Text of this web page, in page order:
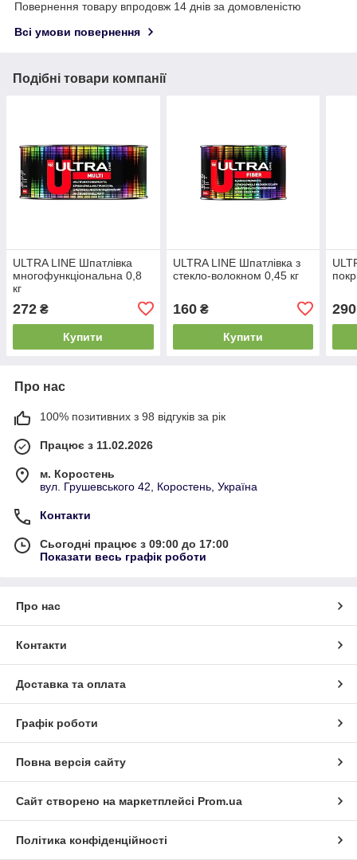
Повернення товару впродовж 14 днів за домовленістю
Всі умови повернення
Подібні товари компанії
ULTRA LINE Шпатлівка
многофункціональна 0,8
кг
272 ₴
Купити
ULTRA LINE Шпатлівка з
стекло-волокном 0,45 кг
160₴
Купити
290
Про нас
100% позитивних з 98 відгуків за рік
Працює з 11.02.2026
м. Коростень
вул. Грушевського 42, Коростень, Україна
Контакти
Сьогодні працює з 09:00 до 17:00
Показати весь графік роботи
Про нас
Контакти
Доставка та оплата
Графік роботи
Повна версія сайту
Сайт створено на маркетплейсі Prom.ua
Політика конфіденційності